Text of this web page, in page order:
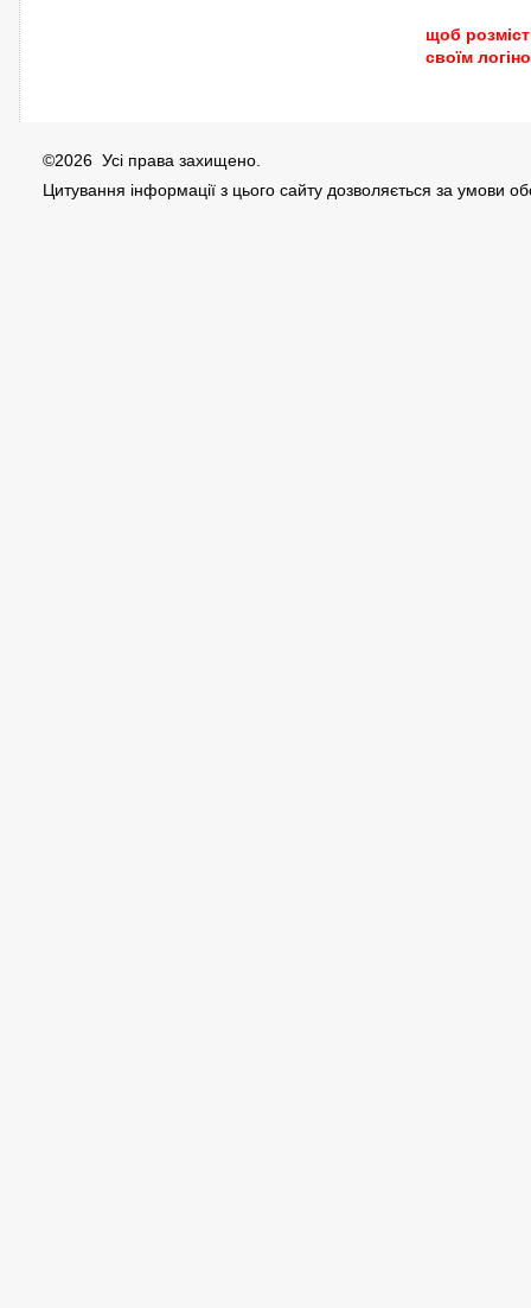
щоб
своїм
©2026 Усі права захищено.
Цитування інформації з цього сайту дозволяється за умови